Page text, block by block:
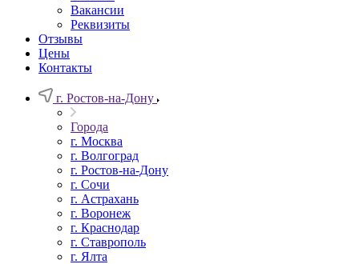
Вакансии
Реквизиты
Отзывы
Цены
Контакты
г. Ростов-на-Дону
Города
г. Москва
г. Волгоград
г. Ростов-на-Дону
г. Сочи
г. Астрахань
г. Воронеж
г. Краснодар
г. Ставрополь
г. Ялта